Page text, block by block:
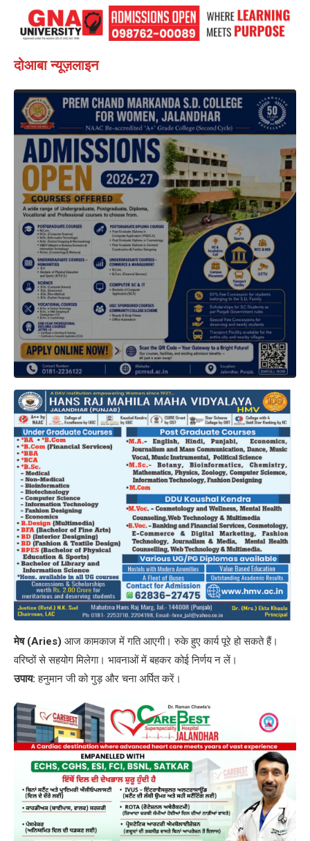
दोआबा न्यूज़लाइन
मेष (Aries) आज कामकाज में गति आएगी। रुके हुए कार्य पूरे हो सकते हैं।
वरिष्ठों से सहयोग मिलेगा। भावनाओं में बहकर कोई निर्णय न लें।
उपाय:हनुमान जी को गुड़ और चना अर्पित करें।